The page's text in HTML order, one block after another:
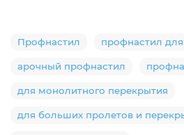
Профнастил профнастил
арочный профнастил
для монолитного перекрытия
для больших пролетов и